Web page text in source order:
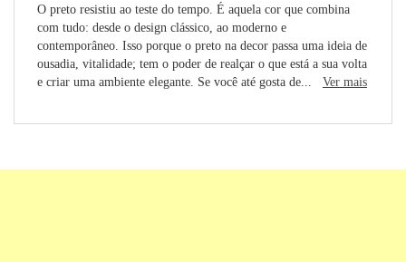
O preto resistiu ao teste do tempo. É aquela cor que combina
com tudo: desde o design clássico, ao moderno e
contemporâneo. Isso porque o preto na decor passa uma ideia de
ousadia, vitalidade; tem o poder de realçar o que está a sua volta
e criar uma ambiente elegante. Se você até gosta de... Ver mais